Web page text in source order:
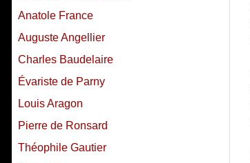
Anatole France
Auguste Angellier
Charles Baudelaire
Évariste de Parny
Louis Aragon
Pierre de Ronsard
Théophile Gautier